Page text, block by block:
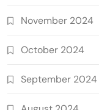
November 2024
October 2024
September 2024